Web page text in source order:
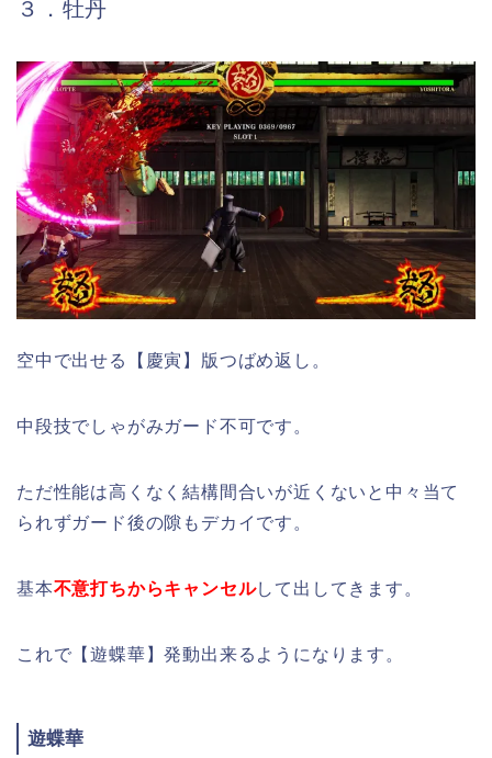
３．牡丹
空中で出せる【慶寅】版つばめ返し。
中段技でしゃがみガード不可です。
ただ性能は高くなく結構間合いが近くないと中々当て
られずガード後の隙もデカイです。
基本不意打ちからキャンセルして出してきます。
これで【遊蝶華】発動出来るようになります。
遊蝶華